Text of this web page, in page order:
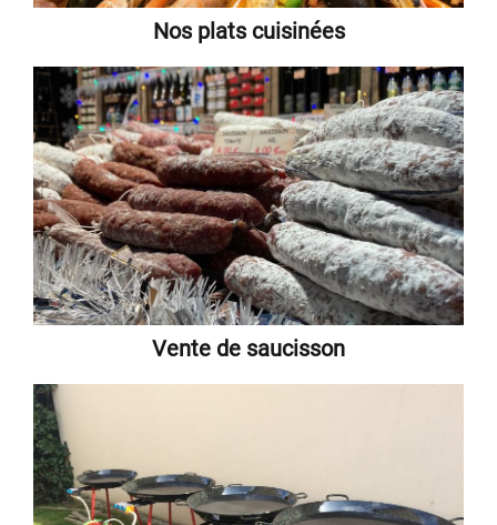
Nos plats cuisinées
Vente de saucisson